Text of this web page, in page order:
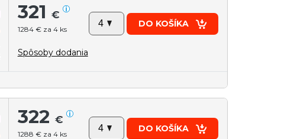
321 €
1284 € za 4 ks
DO KOŠÍKA
Spôsoby dodania
322 €
1288 € za 4 ks
DO KOŠÍKA